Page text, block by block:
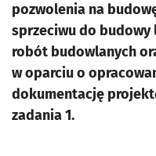
pozwolenia na
sprzeciwu do budowy
robót budowlanych
w oparciu o
dokumentację
zadania 1.